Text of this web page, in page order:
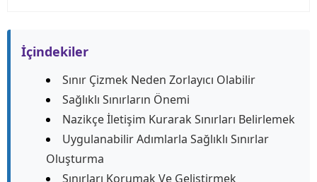
İçindekiler
Sınır Çizmek Neden Zorlayıcı Olabilir
Sağlıklı Sınırların Önemi
Nazikçe İletişim Kurarak Sınırları Belirlemek
Uygulanabilir Adımlarla Sağlıklı Sınırlar
Oluşturma
Sınırları Korumak Ve Geliştirmek